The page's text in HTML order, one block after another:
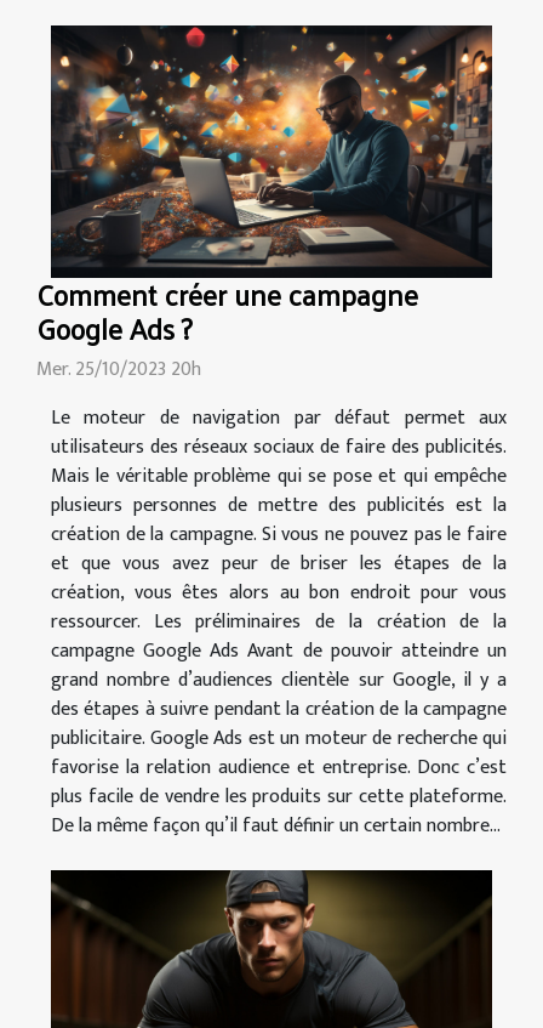
Comment créer une campagne
Google Ads ?
Mer. 25/10/2023 20h
Le moteur de navigation par défaut permet aux
utilisateurs des réseaux sociaux de faire des publicités.
Mais le véritable problème qui se pose et qui empêche
plusieurs personnes de mettre des publicités est la
création de la campagne. Si vous ne pouvez pas le faire
et que vous avez peur de briser les étapes de la
création, vous êtes alors au bon endroit pour vous
ressourcer. Les préliminaires de la création de la
campagne Google Ads Avant de pouvoir atteindre un
grand nombre d’audiences clientèle sur Google, il y a
des étapes à suivre pendant la création de la campagne
publicitaire. Google Ads est un moteur de recherche qui
favorise la relation audience et entreprise. Donc c’est
plus facile de vendre les produits sur cette plateforme.
De la même façon qu’il faut définir un certain nombre...